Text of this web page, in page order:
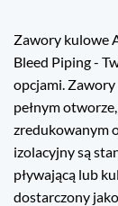
Zawory kulowe
Bleed Piping -
opcjami. Zawory
pełnym
zredukowanym
izolacyjny są
pływającą lub
dostarczony